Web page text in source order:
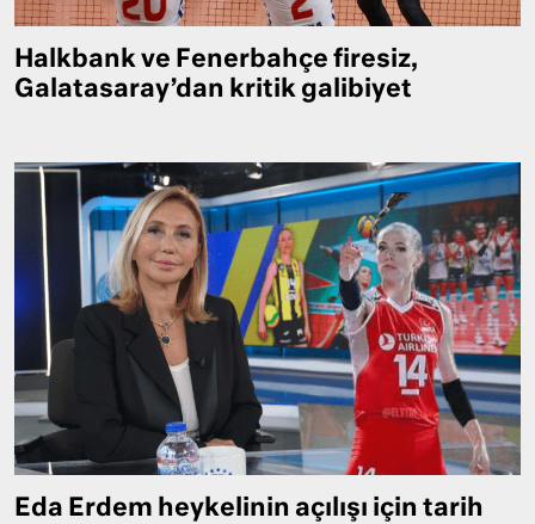
Halkbank ve Fenerbahçe firesiz,
Galatasaray’dan kritik galibiyet
Eda Erdem heykelinin açılışı için tarih